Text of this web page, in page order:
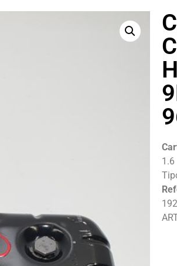
1.6